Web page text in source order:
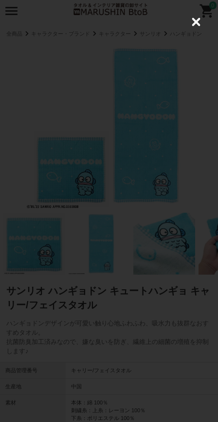
0
全商品 キャラクター・ブランド キャラクター サンリオ ハンギョドン
サンリオ ハンギョドン キュートハンギョ キャ
リー/フェイスタオル
ハンギョドンデザインが可愛い触り心地ふわふわ、吸水力も抜群なおす
すめタオル。
抗菌防臭加工済みなので、嫌な臭いを防ぎ、繊維上の細菌の増殖を抑制
します♪
商品管理番号 キャリー/フェイスタオル
生産地 中国
素材
本体：綿 100％
刺繍糸：上糸：レーヨン 100％
下糸：ポリエステル 100％
C